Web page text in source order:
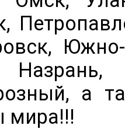
Назрань,
а
мира!!!